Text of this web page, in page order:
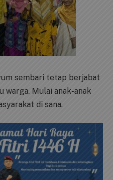
sembari tetap berjabat
warga. Mulai anak-anak
di sana.